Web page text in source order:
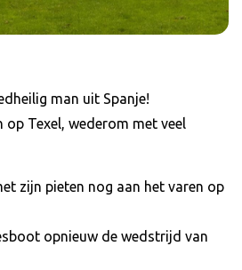
man uit Spanje!
Texel, wederom met veel
zijn pieten nog aan het varen op
opnieuw de wedstrijd van